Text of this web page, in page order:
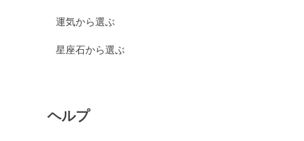
運気から選ぶ
星座石から選ぶ
ヘルプ